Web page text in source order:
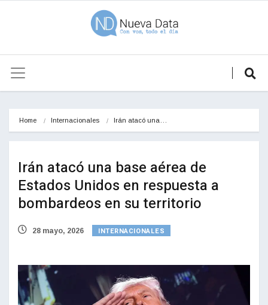
Home Internacionales Irán atacó una…
Irán atacó una base aérea de
Estados Unidos en respuesta a
bombardeos en su territorio
28 mayo, 2026 INTERNACIONALES